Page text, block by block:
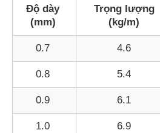
Độ dày
(mm)
Trọng lượng
(kg/m)
0.7 4.6
0.8 5.4
0.9 6.1
1.0 6.9